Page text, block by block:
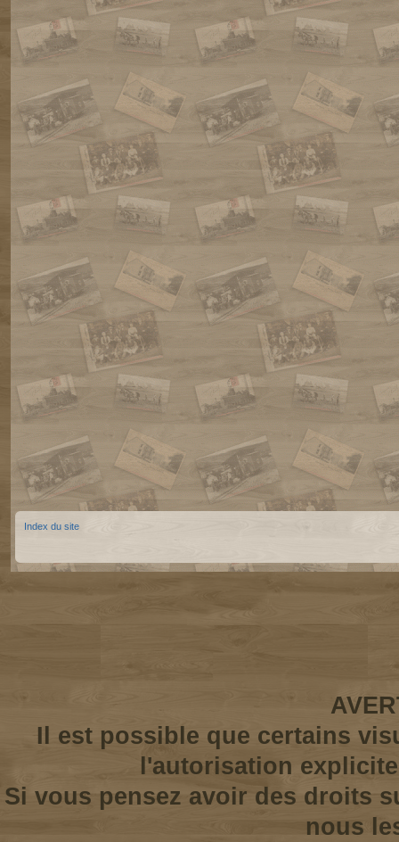
Index du site
Il est possible que certains
l'autorisation
Si vous pensez avoir des droits
nous